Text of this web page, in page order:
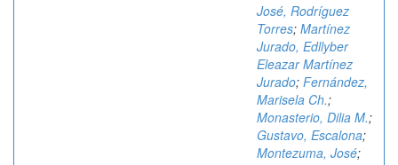
José, Rodríguez
Torres; Martínez
Jurado, Edllyber
Eleazar Martínez
Jurado; Fernández,
Marisela Ch.;
Monasterio, Dilia M.;
Gustavo, Escalona;
Montezuma, José;